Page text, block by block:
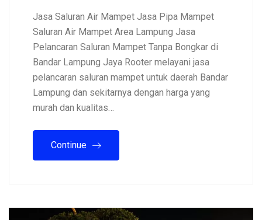
Jasa Saluran Air Mampet Jasa Pipa Mampet
Saluran Air Mampet Area Lampung Jasa
Pelancaran Saluran Mampet Tanpa Bongkar di
Bandar Lampung Jaya Rooter melayani jasa
pelancaran saluran mampet untuk daerah Bandar
Lampung dan sekitarnya dengan harga yang
murah dan kualitas…
Continue